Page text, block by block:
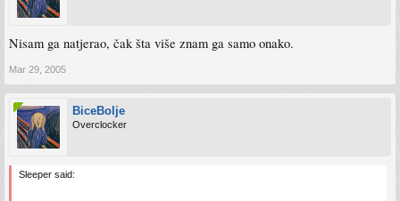
Nisam ga natjerao, čak šta više znam ga samo onako.
Mar 29, 2005
BiceBolje
Overclocker
Sleeper said: